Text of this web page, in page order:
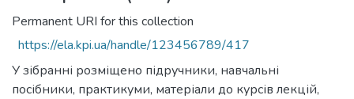
Permanent URI for this collection
https://ela.kpi.ua/handle/123456789/417
У зібранні розміщено підручники, навчальні
посібники, практикуми, матеріали до курсів лекцій,